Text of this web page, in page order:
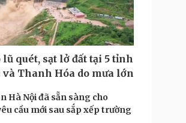
Tin Công nghệ
Trải nghiệm
Chuyển đổi số
Podcast
Đọc truyện đêm khuya
Cửa sổ tình yêu
lũ quét, sạt lở đất tại 5 tỉnh
và Thanh Hóa do mưa lớn
Hà Nội đã sẵn sàng cho
cầu mới sau sắp xếp trường